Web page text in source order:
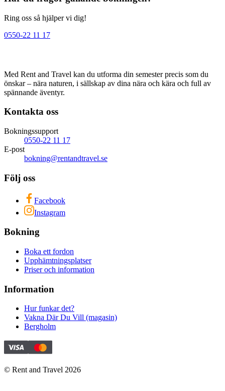
Ring oss så hjälper vi dig!
0550-22 11 17
Med Rent and Travel kan du utforma din semester precis som du
önskar – nära naturen, i sällskap av dina nära och kära och full av
spännande äventyr.
Kontakta oss
Bokningssupport
0550-22 11 17
E-post
bokning@rentandtravel.se
Följ oss
Facebook
Instagram
Bokning
Boka ett fordon
Upphämtningsplatser
Priser och information
Information
Hur funkar det?
Vakna Där Du Vill (magasin)
Bergholm
© Rent and Travel 2026